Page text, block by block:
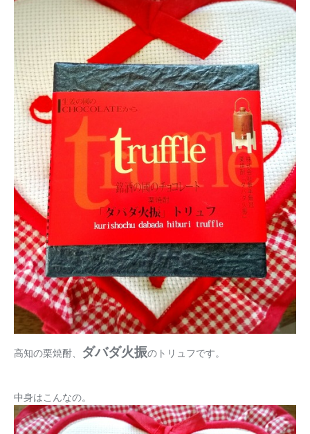
高知の栗焼酎、 ダバダ火振のトリュフです。
中身はこんなの。